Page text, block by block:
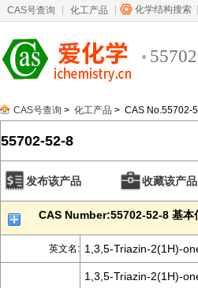
CAS号查询 化工产品 化学结构搜索
CAS号查询 > 化工产品 > CAS No.55702-
55702-52-8
发布该产品 收藏该产品
CAS Number:55702-52-8 基本
英文名: 1,3,5-Triazin-2(1H)-
1,3,5-Triazin-2(1H)-